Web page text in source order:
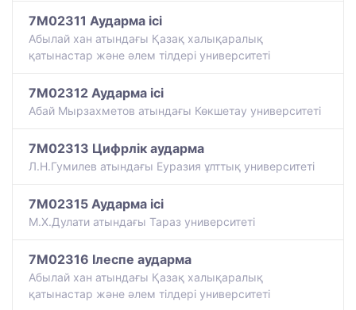
7M02311 Аударма ісі
Абылай хан атындағы Қазақ халықаралық
қатынастар және әлем тілдері университеті
7M02312 Аударма ісі
Абай Мырзахметов атындағы Көкшетау университеті
7M02313 Цифрлік аударма
Л.Н.Гумилев атындағы Еуразия ұлттық университеті
7M02315 Аударма ісі
М.Х.Дулати атындағы Тараз университеті
7M02316 Ілеспе аударма
Абылай хан атындағы Қазақ халықаралық
қатынастар және әлем тілдері университеті